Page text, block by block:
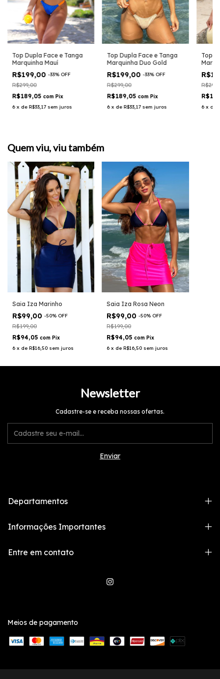
Top Dupla Face e Tanga
Marquinha Mauí
R$199,00-33% OFF
R$299,00
R$189,05 com Pix
6 x de R$33,17 sem juros
Top Dupla Face e Tanga
Marquinha Duo Gold
R$199,00-33% OFF
R$299,00
R$189,05 com Pix
6 x de R$33,17 sem juros
Top
6 x de
Quem viu, viu também
Saia Iza Marinho
R$99,00 -50% OFF
R$199,00
R$94,05 com Pix
6 x de R$16,50 sem juros
Saia Iza Rosa Neon
R$99,00-50% OFF
R$199,00
R$94,05com Pix
6 x deR$16,50 sem juros
Newsletter
Cadastre-se e receba nossas ofertas.
Departamentos
Informações Importantes
Entre em contato
Meios de pagamento